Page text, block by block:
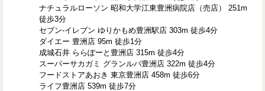
ナチュラルローソン 昭和大学江東豊洲病院店（売店） 251m
徒歩3分
セブン-イレブン ゆりかもめ豊洲駅店 303m 徒歩4分
ダイエー 豊洲店 95m 徒歩1分
成城石井 ららぽーと豊洲店 315m 徒歩4分
スーパーサカガミ グランルパ豊洲店 322m 徒歩4分
フードストアあおき 東京豊洲店 458m 徒歩6分
ライフ豊洲店 539m 徒歩7分